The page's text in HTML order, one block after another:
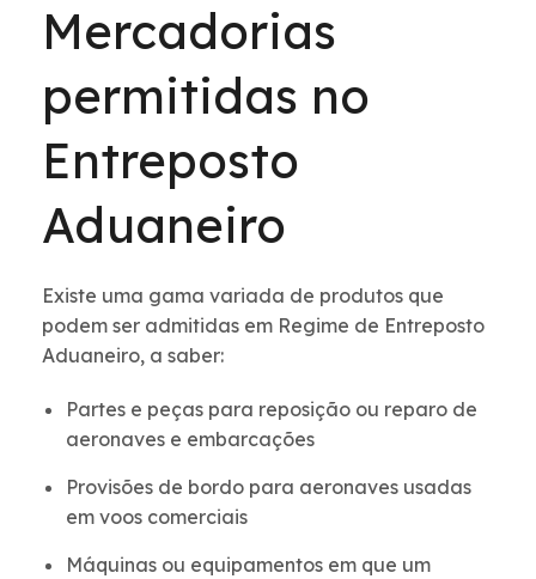
Mercadorias
permitidas no
Entreposto
Aduaneiro
Existe uma gama variada de produtos que
podem ser admitidas em Regime de Entreposto
Aduaneiro, a saber:
Partes e peças para reposição ou reparo de
aeronaves e embarcações
Provisões de bordo para aeronaves usadas
em voos comerciais
Máquinas ou equipamentos em que um